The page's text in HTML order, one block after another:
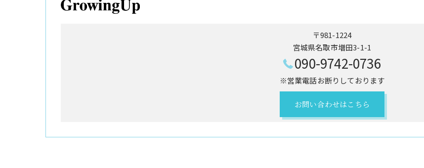
〒981-1224
宮城県名取市増田3-1-1
090-9742-0736
※営業電話お断りしております
お問い合わせはこちら